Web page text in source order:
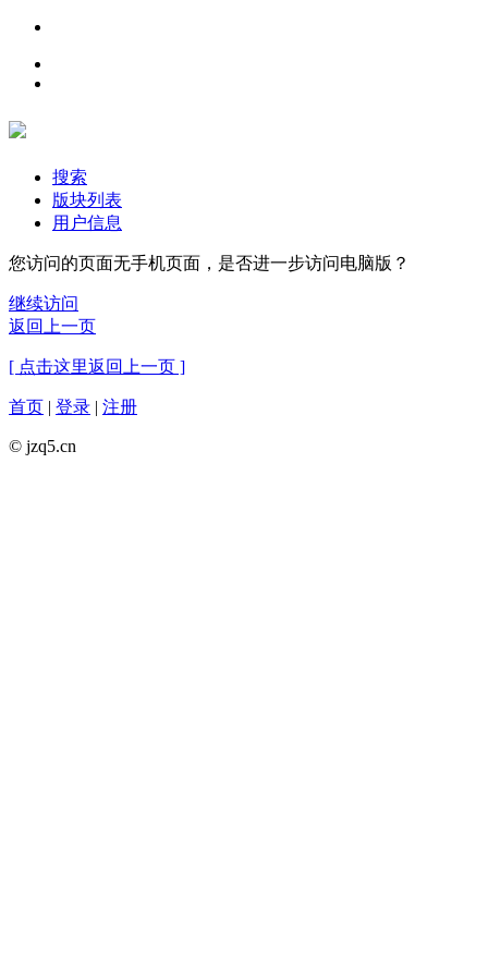
搜索
版块列表
用户信息
您访问的页面无手机页面，是否进一步访问电脑版？
继续访问
返回上一页
[ 点击这里返回上一页 ]
首页 | 登录 | 注册
© jzq5.cn